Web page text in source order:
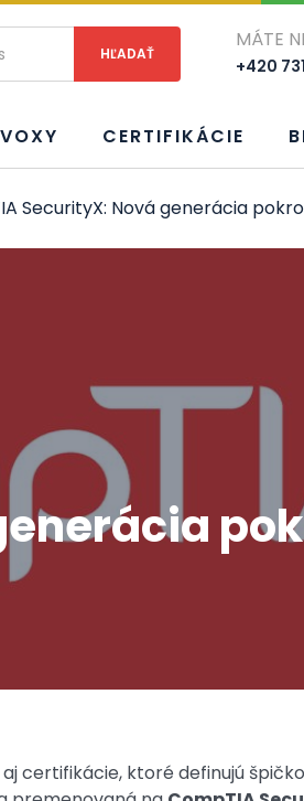
MÁTE
+420
VOXY CERTIFIKÁCIE
SecurityX: Nová generácia
certifikácie, ktoré definujú